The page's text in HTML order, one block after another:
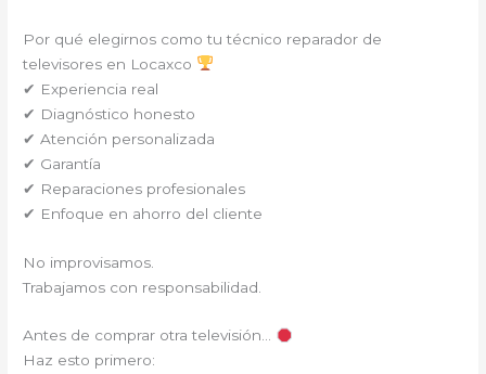
Por qué elegirnos como tu técnico reparador de
televisores en Locaxco
✔ Experiencia real
✔ Diagnóstico honesto
✔ Atención personalizada
✔ Garantía
✔ Reparaciones profesionales
✔ Enfoque en ahorro del cliente
No improvisamos.
Trabajamos con responsabilidad.
Antes de comprar otra televisión…
Haz esto primero: